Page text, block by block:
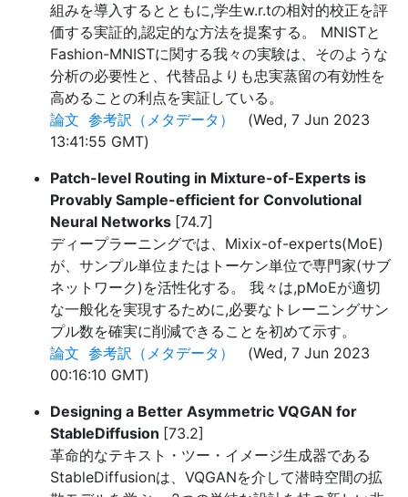
組みを導入するとともに,学生w.r.tの相対的校正を評
価する実証的,認定的な方法を提案する。 MNISTと
Fashion-MNISTに関する我々の実験は、そのような
分析の必要性と、代替品よりも忠実蒸留の有効性を
高めることの利点を実証している。
論文 参考訳（メタデータ）
(Wed, 7 Jun 2023
13:41:55 GMT)
Patch-level Routing in Mixture-of-Experts is
Provably Sample-efficient for Convolutional
Neural Networks [74.7]
ディープラーニングでは、Mixix-of-experts(MoE)
が、サンプル単位またはトーケン単位で専門家(サブ
ネットワーク)を活性化する。 我々は,pMoEが適切
な一般化を実現するために,必要なトレーニングサン
プル数を確実に削減できることを初めて示す。
論文 参考訳（メタデータ）
(Wed, 7 Jun 2023
00:16:10 GMT)
Designing a Better Asymmetric VQGAN for
StableDiffusion [73.2]
革命的なテキスト・ツー・イメージ生成器である
StableDiffusionは、VQGANを介して潜時空間の拡